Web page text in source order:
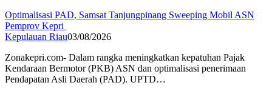
Optimalisasi PAD, Samsat Tanjungpinang Sweeping Mobil ASN
Pemprov Kepri
Kepulauan Riau03/08/2026
Zonakepri.com- Dalam rangka meningkatkan kepatuhan Pajak
Kendaraan Bermotor (PKB) ASN dan optimalisasi penerimaan
Pendapatan Asli Daerah (PAD). UPTD…